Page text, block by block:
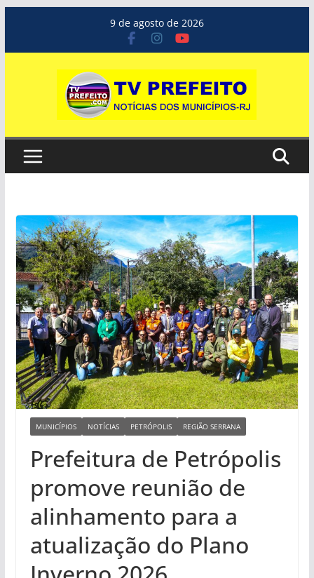
o
9 de agosto de 2026
MUNICÍPIOS NOTÍCIAS PETRÓPOLIS REGIÃO SERRANA
Prefeitura de Petrópolis
promove reunião de
alinhamento para a
atualização do Plano